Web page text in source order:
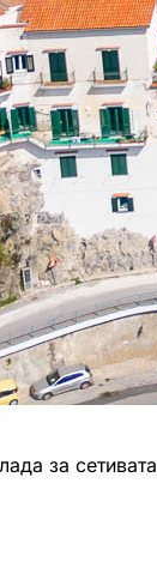
за сетивата